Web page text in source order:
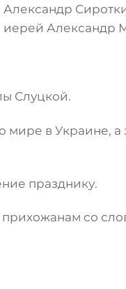
Александр
иерей Александр
Слуцкой.
мире в Украине, а
празднику.
со